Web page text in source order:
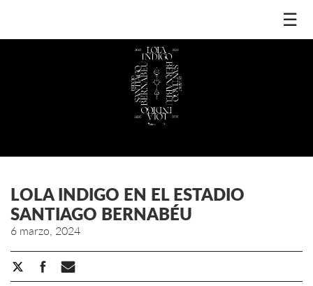
☰
LOLA INDIGO EN EL ESTADIO
SANTIAGO BERNABÉU
6 marzo, 2024